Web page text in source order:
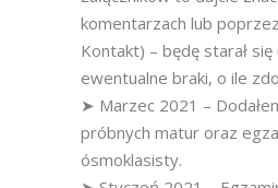
komentarzach lub
Kontakt) – będę starał się
ewentualne braki, o ile
➤ Marzec 2021 –
próbnych matur oraz
ósmoklasisty.